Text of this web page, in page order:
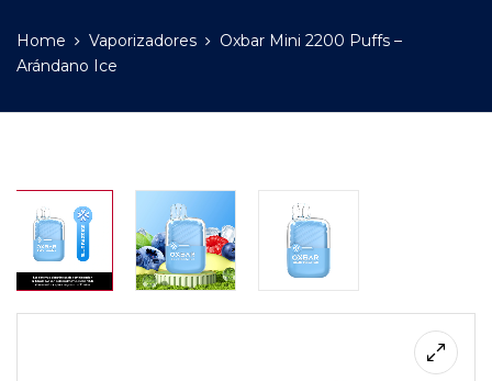
Home Vaporizadores
Oxbar Mini 2200 Puffs –
Arándano Ice